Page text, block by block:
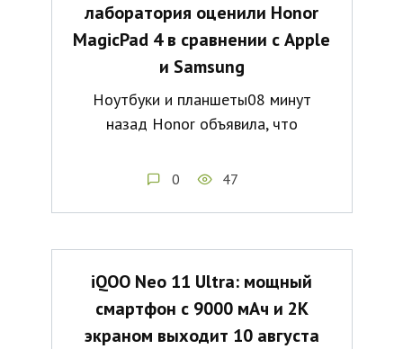
лаборатория оценили Honor
MagicPad 4 в сравнении с Apple
и Samsung
Ноутбуки и планшеты08 минут
назад Honor объявила, что
0 47
iQOO Neo 11 Ultra: мощный
смартфон с 9000 мАч и 2K
экраном выходит 10 августа